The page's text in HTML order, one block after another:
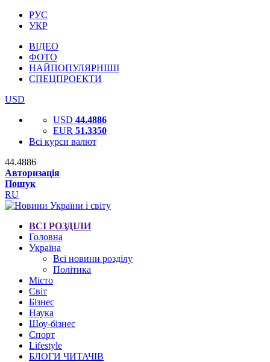
РУС
УКР
ВІДЕО
ФОТО
НАЙПОПУЛЯРНІШІ
СПЕЦПРОЕКТИ
USD
USD 44.4886
EUR 51.3350
Всі курси валют
44.4886
Авторизація
Пошук
RU
ВСІ РОЗДІЛИ
Головна
Україна
Всі новини розділу
Політика
Місто
Світ
Бізнес
Наука
Шоу-бізнес
Спорт
Lifestyle
БЛОГИ ЧИТАЧІВ